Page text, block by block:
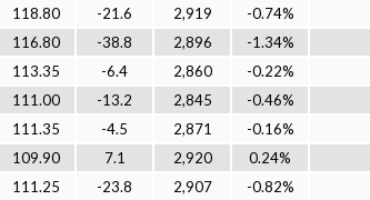
118.80 -21.6 2,919
-0.74%
116.80 -38.8 2,896
-1.34%
113.35 -6.4 2,860
-0.22%
111.00 -13.2 2,845
-0.46%
111.35 -4.5 2,871
-0.16%
109.90 7.1 2,920
0.24%
111.25 -23.8 2,907 -0.82%